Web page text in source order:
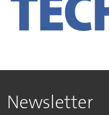
Newsletter